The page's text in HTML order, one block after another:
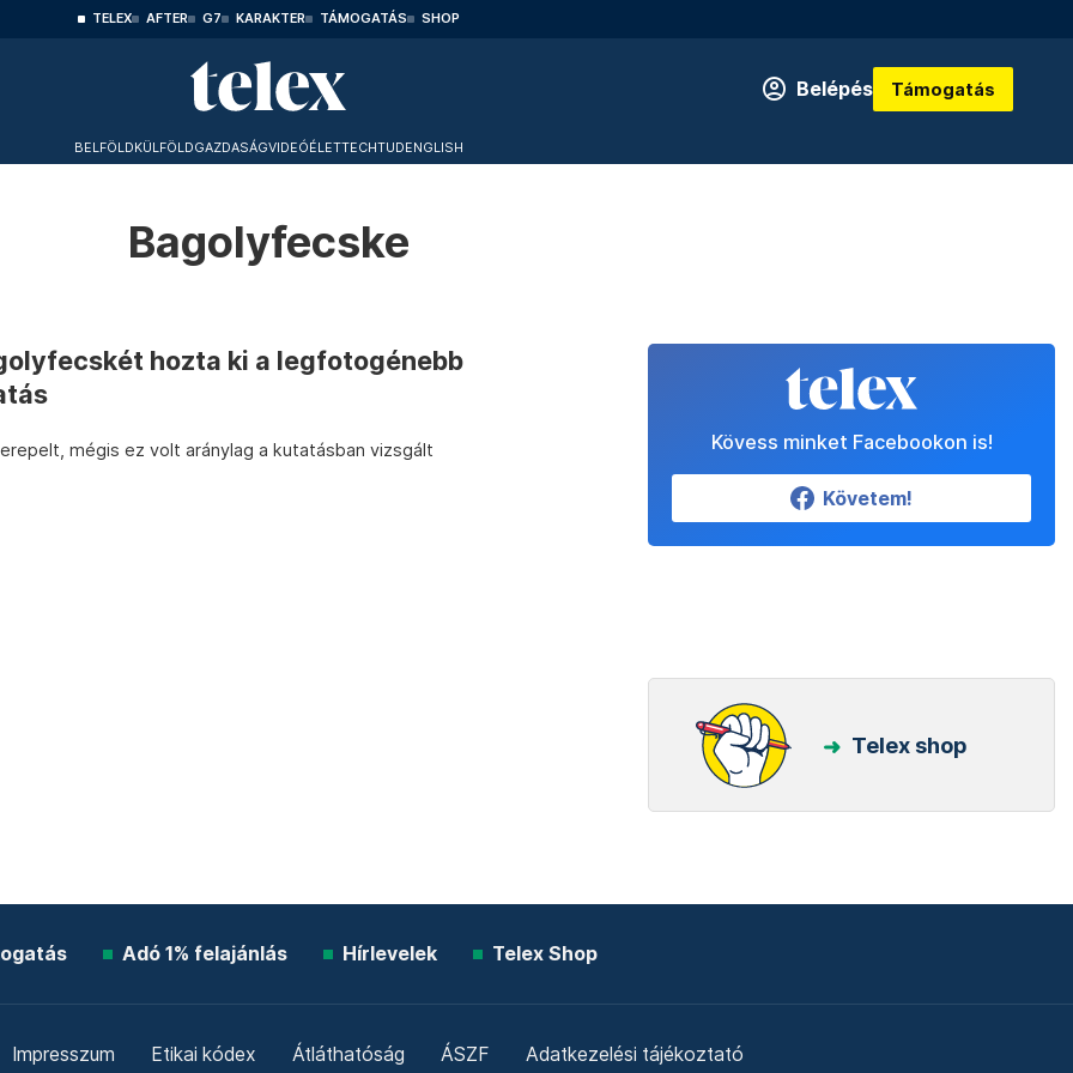
TELEX AFTER G7 KARAKTER TÁMOGATÁS SHOP
Belépés Támogatás
BELFÖLDKÜLFÖLDGAZDASÁGVIDEÓÉLETTECHTUDENGLISH
Bagolyfecske
hozta ki a legfotogénebb
mégis ez volt aránylag a kutatásban vizsgált
Kövess minket Facebookon is!
Követem!
Telex shop
Adó 1% felajánlás Hírlevelek Telex Shop
Impresszum Etikai kódex Átláthatóság ÁSZF Adatkezelési tájékoztató